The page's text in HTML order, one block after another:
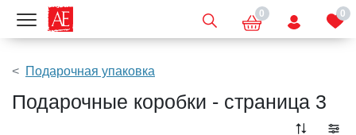
Показать меню 0 0
Подарочная упаковка
Подарочные коробки - страница 3